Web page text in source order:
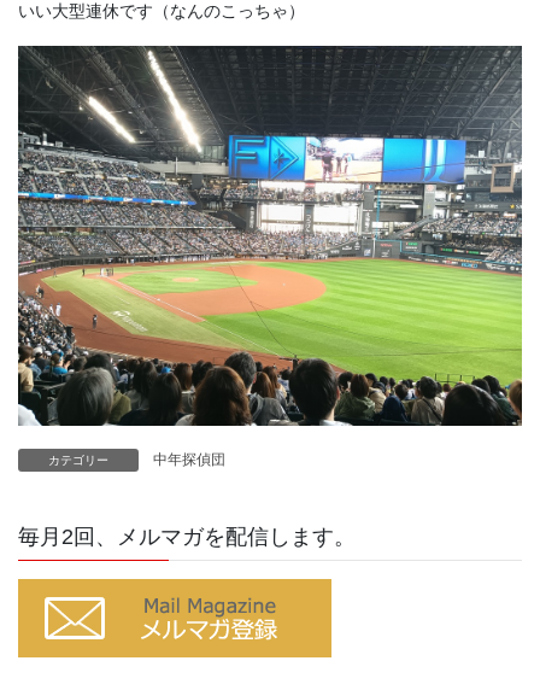
いい大型連休です（なんのこっちゃ）
カテゴリー 中年探偵団
毎月2回、メルマガを配信します。